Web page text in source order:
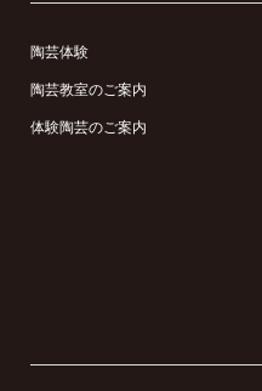
陶芸体験
陶芸教室のご案内
体験陶芸のご案内